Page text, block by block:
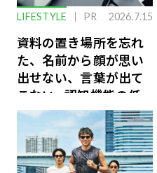
LIFESTYLE PR 2026.7.15
資料の置き場所を忘れ
た、名前から顔が思い
出せない、言葉が出て
こない…認知機能の低
下を救う、脳のインナ
ーケアとは